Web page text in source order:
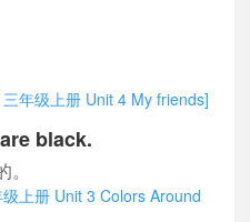
年级上册 Unit 4 My friends]
black.
上册 Unit 3 Colors Around